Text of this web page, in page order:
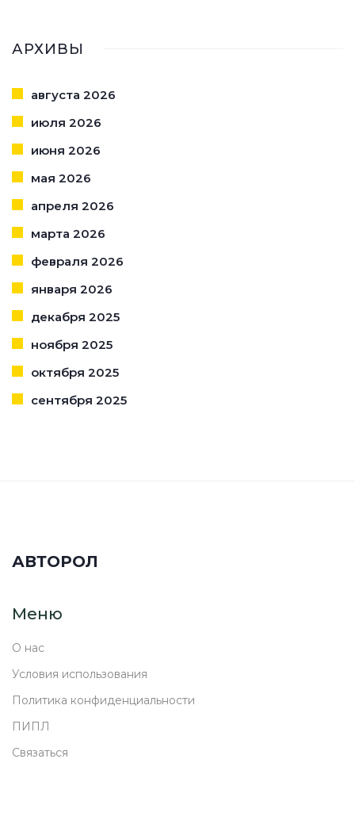
АРХИВЫ
августа 2026
июля 2026
июня 2026
мая 2026
апреля 2026
марта 2026
февраля 2026
января 2026
декабря 2025
ноября 2025
октября 2025
сентября 2025
АВТОРОЛ
Меню
О нас
Условия использования
Политика конфиденциальности
ПИПЛ
Связаться